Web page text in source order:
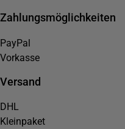
Zahlungsmöglichkeiten
PayPal
Vorkasse
Versand
DHL
Kleinpaket